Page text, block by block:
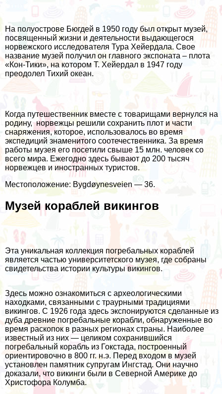
На полуострове Бюгдей в 1950 году был открыт музей,
посвященный жизни и деятельности выдающегося
норвежского исследователя Тура Хейердала. Свое
название музей получил он главного экспоната – плота
«Кон-Тики», на котором Т. Хейердал в 1947 году
преодолел Тихий океан.
Когда путешественник вместе с товарищами вернулся на
родину, норвежцы решили сохранить плот и части
снаряжения, которое, использовалось во время
экспедиций знаменитого соотечественника. За время
работы музея его посетили свыше 15 млн. человек со
всего мира. Ежегодно здесь бывают до 200 тысяч
норвежцев и иностранных туристов.
Местоположение: Bygdøynesveien — 36.
Музей кораблей викингов
Эта уникальная коллекция погребальных кораблей
является частью университетского музея, где собраны
свидетельства истории культуры викингов.
Здесь можно ознакомиться с археологическими
находками, связанными с траурными традициями
викингов. С 1926 года здесь экспонируются сделанные из
дуба древние погребальные корабли, обнаруженные во
время раскопок в разных регионах страны. Наиболее
известный из них — целиком сохранившийся
погребальный корабль из Гокстада, построенный
ориентировочно в 800 гг. н.э. Перед входом в музей
установлен памятник супругам Ингстад. Они научно
доказали, что викинги были в Северной Америке до
Христофора Колумба.